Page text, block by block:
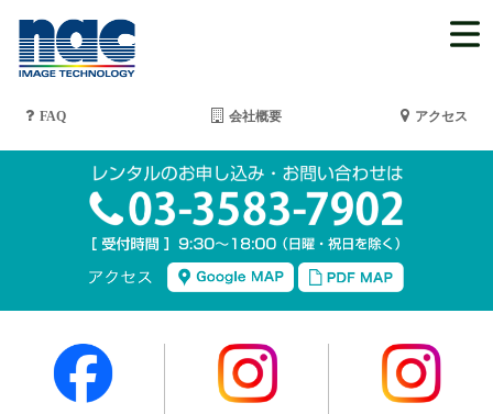
FAQ 会社概要 アクセス